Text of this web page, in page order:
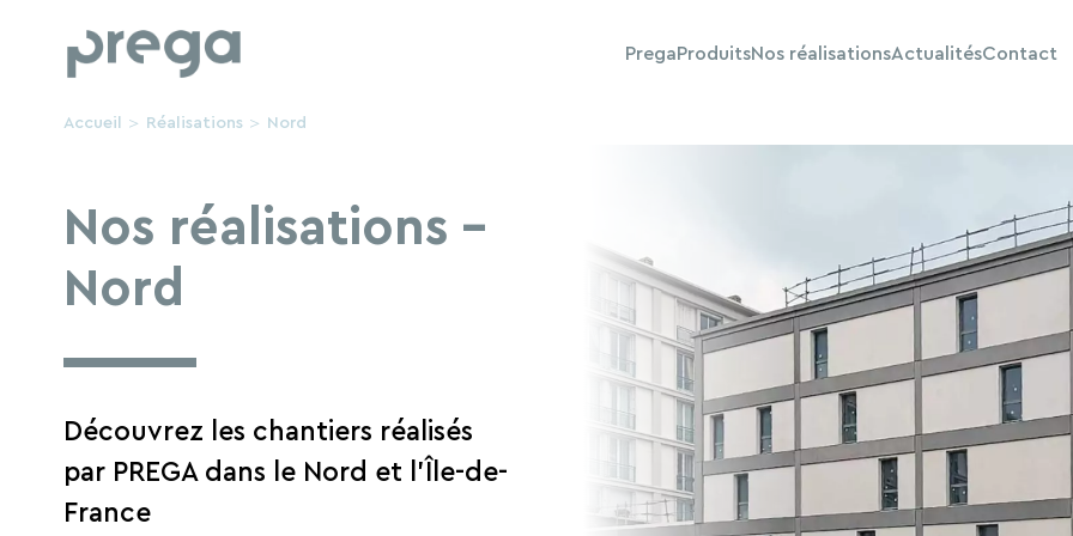
PregaProduitsNos réalisationsActualitésContact
Accueil Réalisations Nord
Nos réalisations -
Nord
Découvrez les chantiers réalisés
par PREGA dans le Nord et l’Île-de-
France